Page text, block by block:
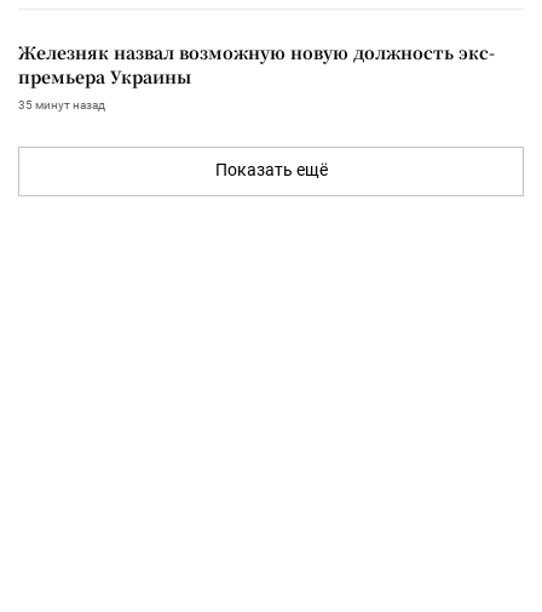
Железняк назвал возможную новую должность экс-
премьера Украины
35 минут назад
Показать ещё